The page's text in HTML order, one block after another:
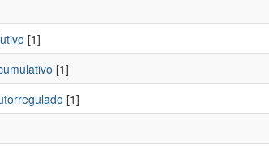
[1]
[1]
[1]